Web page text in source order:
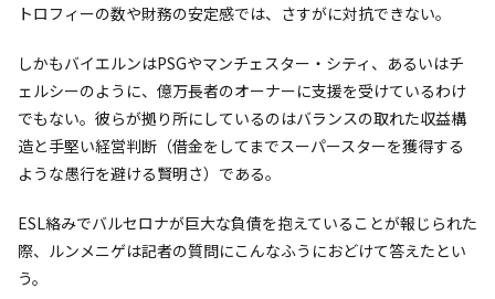
トロフィーの数や財務の安定感では、さすがに対抗できない。
しかもバイエルンはPSGやマンチェスター・シティ、あるいはチ
ェルシーのように、億万長者のオーナーに支援を受けているわけ
でもない。彼らが拠り所にしているのはバランスの取れた収益構
造と手堅い経営判断（借金をしてまでスーパースターを獲得する
ような愚行を避ける賢明さ）である。
ESL絡みでバルセロナが巨大な負債を抱えていることが報じられた
際、ルンメニゲは記者の質問にこんなふうにおどけて答えたとい
う。